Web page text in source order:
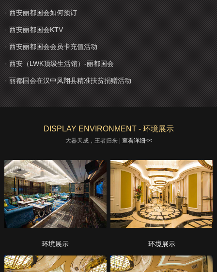
· 西安丽都国会如何预订
· 西安丽都国会KTV
· 西安丽都国会会员卡充值活动
· 西安（LWK顶级生活馆）-丽都国会
· 丽都国会在汉中凤翔县精准扶贫捐赠活动
DISPLAY ENVIRONMENT - 环境展示
大器天成，王者归来 | 查看详细<<
环境展示 环境展示